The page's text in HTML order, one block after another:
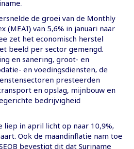
de groei van de Monthly
(MEAI) van 5,6% in januari naar
zet het economisch herstel
beeld per sector gemengd.
en sanering, groot- en
en voedingsdiensten, de
presteerden
en opslag, mijnbouw en
bedrijvigheid
liep in april licht op naar 10,9%,
Ook de maandinflatie nam toe
bevestigt dit dat Suriname